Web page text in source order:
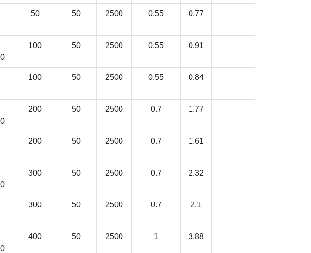
50 50 2500 0.55 0.77
100 50 2500 0.55 0.91
100 50 2500 0.55 0.84
200 50 2500 0.7 1.77
200 50 2500 0.7 1.61
300 50 2500 0.7 2.32
300 50 2500 0.7 2.1
400 50 2500 1 3.88